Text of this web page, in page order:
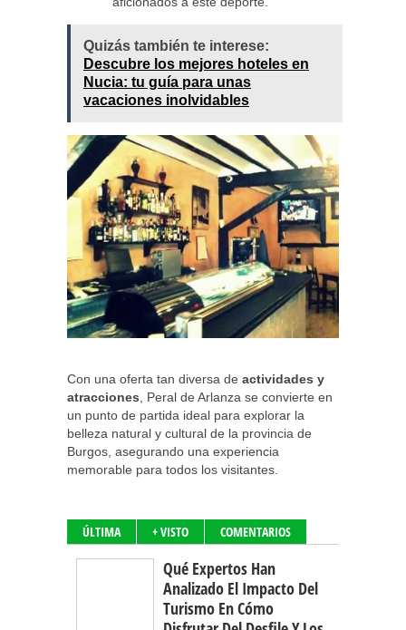
Quizás también te interese:
Descubre los mejores hoteles en
Nucia: tu guía para unas
vacaciones inolvidables
Con una oferta tan diversa de actividades y
atracciones , Peral de Arlanza se convierte en
un punto de partida ideal para explorar la
belleza natural y cultural de la provincia de
Burgos, asegurando una experiencia
memorable para todos los visitantes.
ÚLTIMA + VISTO COMENTARIOS
Qué Expertos Han
Analizado El Impacto Del
Turismo En Cómo